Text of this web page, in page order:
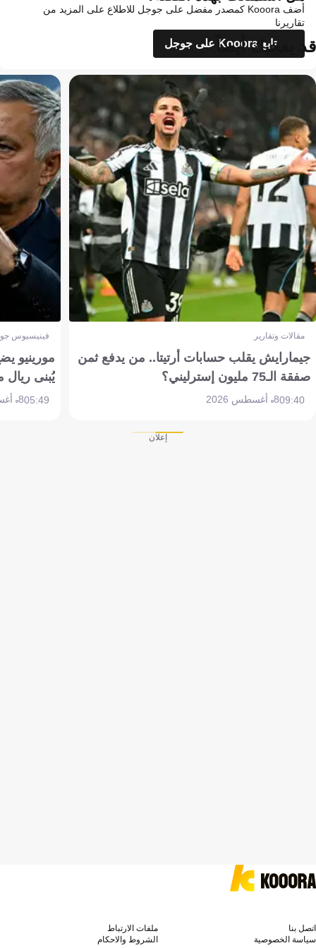
أضف Kooora كمصدر مفضل على جوجل للاطلاع على المزيد من
تقاريرنا
تابع Kooora على جوجل
قد يعجبك أيضاً
مقالات وتقارير
جيمارايش يقلب حسابات أرتيتا.. من يدفع ثمن
صفقة الـ75 مليون إسترليني؟
09:408 أغسطس 2026
فينيسيوس
مورينيو
يُبنى ريال
05:498 أغسطس 2026
إعلان
اتصل بنا
ملفات الارتباط
سياسة الخصوصية
الشروط والاحكام